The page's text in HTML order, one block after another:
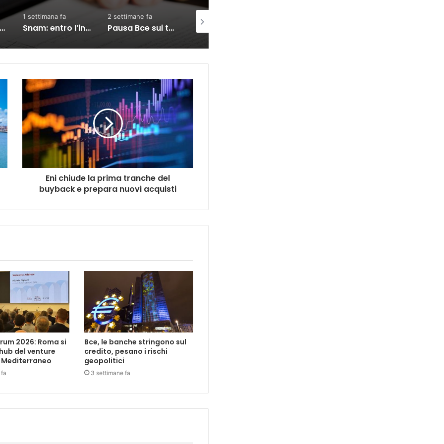
Snam: entro l’inverno le scorte di gas saliranno al 90%
2 settimane fa
Pausa Bce sui tassi ma effetto Hormuz spinge per rialzo a settembre
4 giorni fa
Terna: Jefferies conferma “Hold” e alza il target price a 10,90 euro
Eni chiude la prima tranche del
buyback e prepara nuovi acquisti
2026: Roma si
del venture
Bce, le banche stringono sul
credito, pesano i rischi
geopolitici
3 settimane fa